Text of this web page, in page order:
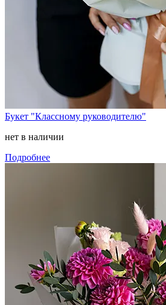
Букет "Классному руководителю"
нет в наличии
Подробнее